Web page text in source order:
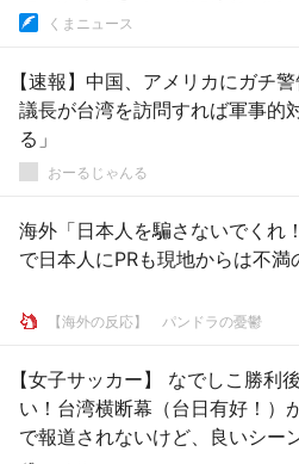
る」くまニュース
【速報】中国、アメリカにガチ
議長が台湾を訪問すれば軍事的
る」
おーるじゃんる
海外「日本人を騙さないでくれ
で日本人にPRも現地からは不満
【海外の反応】 パンドラの憂鬱
【女子サッカー】 なでしこ勝利
い！台湾横断幕（台日有好！）
で報道されないけど、良いシー